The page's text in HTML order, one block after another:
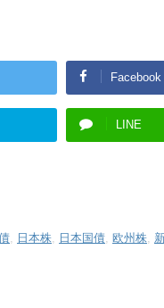
Facebook
LINE
日本株 日本国債 欧州株